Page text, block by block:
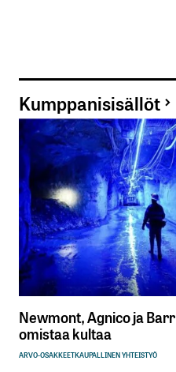
Kumppanisisällöt
Newmont, Agnico ja
omistaa kultaa
ARVO-OSAKKEETKAUPALLINEN YHTEISTYÖ